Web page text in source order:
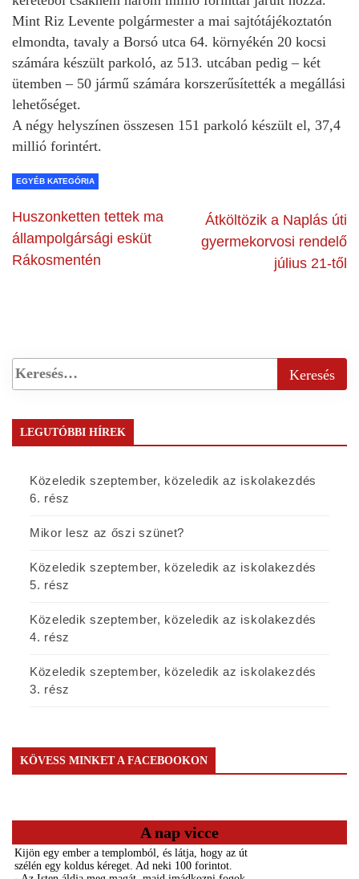
Mint Riz Levente polgármester a mai sajtótájékoztatón
elmondta, tavaly a Borsó utca 64. környékén 20 kocsi
számára készült parkoló, az 513. utcában pedig – két
ütemben – 50 jármű számára korszerűsítették a megállási
lehetőséget.
A négy helyszínen összesen 151 parkoló készült el, 37,4
millió forintért.
EGYÉB KATEGÓRIA
Huszonketten tettek ma
állampolgársági esküt
Rákosmentén
Átköltözik a Naplás úti
gyermekorvosi rendelő
július 21-től
LEGUTÓBBI HÍREK
Közeledik szeptember, közeledik az iskolakezdés
6. rész
Mikor lesz az őszi szünet?
Közeledik szeptember, közeledik az iskolakezdés
5. rész
Közeledik szeptember, közeledik az iskolakezdés
4. rész
Közeledik szeptember, közeledik az iskolakezdés
3. rész
KÖVESS MINKET A FACEBOOKON
A nap vicce